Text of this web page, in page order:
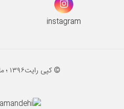
instagram
© کپی رایت۱۳۹۶ ؛